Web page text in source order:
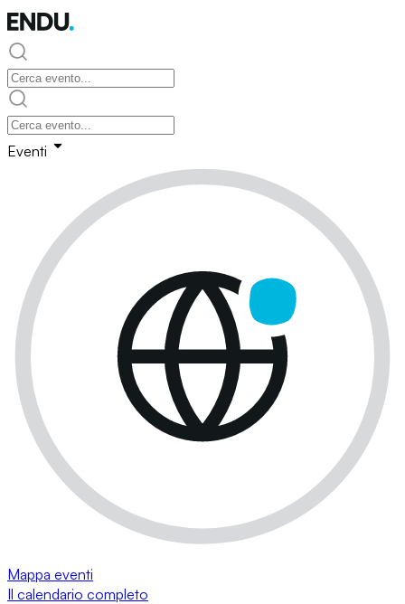
Eventi
Mappa eventi
Il calendario completo